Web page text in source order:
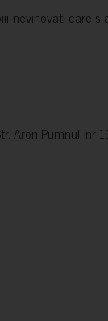
nevinovati care
Pumnul, nr